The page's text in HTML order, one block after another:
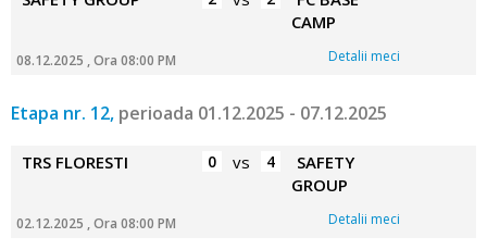
CAMP
08.12.2025 , Ora 08:00 PM Detalii meci
Etapa nr. 12, perioada 01.12.2025 - 07.12.2025
TRS FLORESTI 0 vs 4
SAFETY
GROUP
02.12.2025 , Ora 08:00 PM Detalii meci